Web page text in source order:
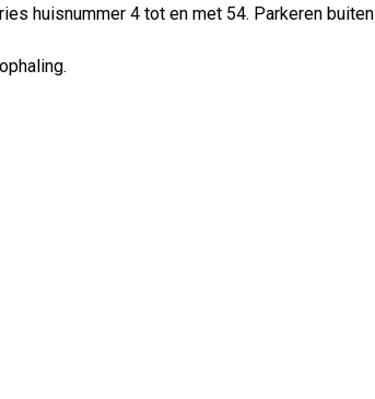
huisnummer 4 tot en met 54. Parkeren buiten